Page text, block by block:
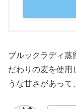
ブルックラディ蒸
だわりの麦を使用
うな甘さがあって